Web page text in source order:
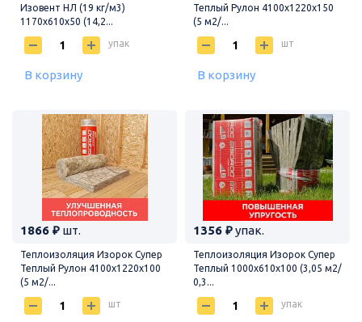
Изовент НЛ (19 кг/м3)
1170х610х50 (14,2...
упак
В корзину
Теплый Рулон 4100х1220х150
(5 м2/...
шт
В корзину
1866 ₽ шт.
Теплоизоляция Изорок Супер
Теплый Рулон 4100х1220х100
(5 м2/...
шт
1356 ₽упак.
Теплоизоляция Изорок Супер
Теплый 1000х610х100 (3,05 м2/
0,3...
упак